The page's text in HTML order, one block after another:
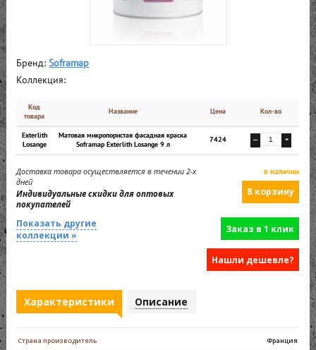
Бренд:Soframap
Коллекция:
Код
товара
Название Цена Кол-во
Exterlith
Losange
Матовая микропористая фасадная краска
Soframap Exterlith Losange 9 л
7424 — +
Доставка товара осуществляется в течении 2-х
дней
Индивидуальные скидки для оптовых
покупателей
в наличии
Показать другие
коллекции »
Заказ в 1 клик
Нашли дешевле?
Характеристики Описание
Страна производитель Франция